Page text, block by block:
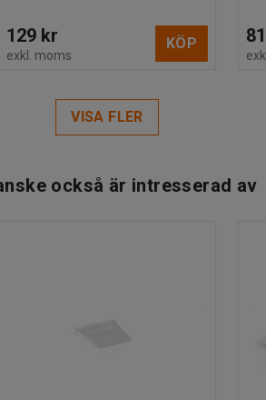
129 kr
exkl. moms
KÖP
VISA FLER
också är intresserad av